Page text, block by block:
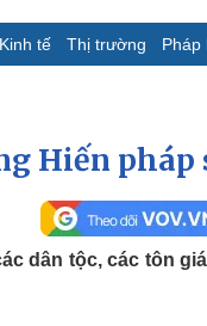
Kinh tế Thị trường Pháp
Cuộc sống đó đây
Hồ sơ
Hiến pháp
dân tộc, các tôn